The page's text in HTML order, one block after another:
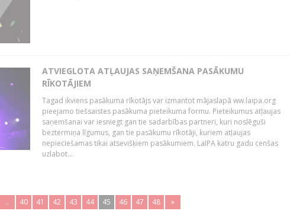
ATVIEGLOTA ATĻAUJAS SAŅEMŠANA PASĀKUMU
RĪKOTĀJIEM
Tagad ikviens pasākuma rīkotājs var izmantot mājaslapā ww.laipa.org
pieejamo tiešsaistes pasākuma pieteikuma formu. Pieteikumus atļaujas
saņemšanai var iesniegt gan tie sadarbības partneri, kuri noslēguši
beztermiņa līgumus, gan tie pasākumu rīkotāji, kuriem atļaujas
nepieciešamas tikai atsevišķiem pasākumiem. LaIPA katru gadu cenšas
uzlabot...
.. 40 41 42 43 44 45 46 47 48 »